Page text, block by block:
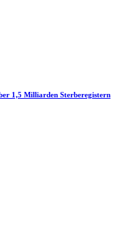
1,5 Milliarden Sterberegistern